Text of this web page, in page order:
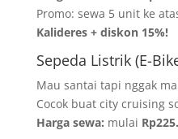
Promo: sewa 5 unit ke
Kalideres + diskon 15%!
Sepeda Listrik (E-
Mau santai tapi nggak
Cocok buat city cruising
Harga sewa: mulai